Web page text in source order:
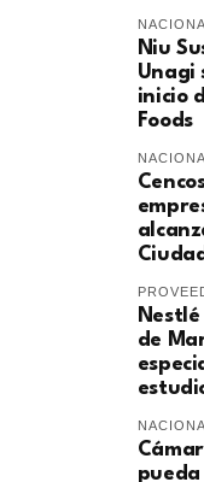
Niu
Unagi
inicio
Foods
de